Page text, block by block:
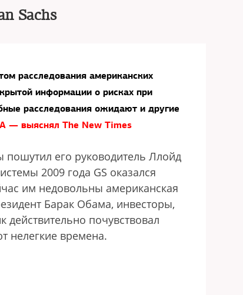
Sachs
расследования американских
информации о рисках при
расследования ожидают и другие
— выяснял The New Times
его руководитель Ллойд
2009 года GS оказался
им недовольны американская
Барак Обама, инвес­торы,
почувствовал
нелегкие времена.